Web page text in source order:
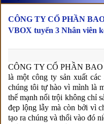
CÔNG TY CỔ PHẦN
VBOX tuyển 3 Nhân viên
CÔNG TY CỔ PHẦN
là một công ty sản xuất
chúng tôi tự hào vì mình là
thế mạnh nổi trội không chỉ
đẹp lộng lẫy mà còn bởi vì
tạo ra chúng và thổi vào đó